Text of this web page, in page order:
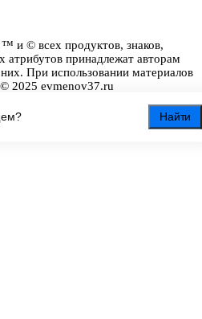
Найти
и © всех продуктов, знаков,
атрибутов принадлежат авторам
При использовании материалов
© 2025 evmenov37.ru